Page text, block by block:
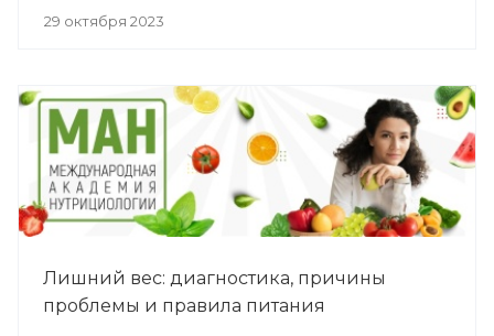
29 октября 2023
Лишний вес: диагностика, причины
проблемы и правила питания